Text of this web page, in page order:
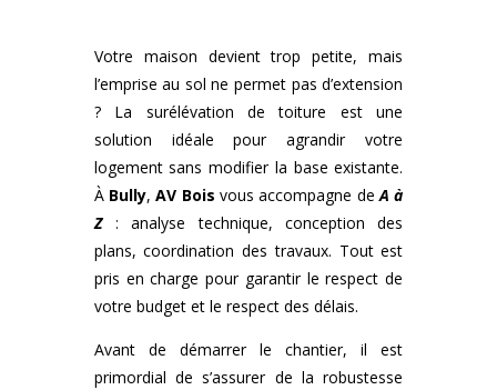
Votre maison devient trop petite, mais
l’emprise au sol ne permet pas d’extension
? La surélévation de toiture est une
solution idéale pour agrandir votre
logement sans modifier la base existante.
À Bully,AV Bois vous accompagne deA à
Z: analyse technique, conception des
plans, coordination des travaux. Tout est
pris en charge pour garantir le respect de
votre budget et le respect des délais.
Avant de démarrer le chantier, il est
primordial de s’assurer de la robustesse